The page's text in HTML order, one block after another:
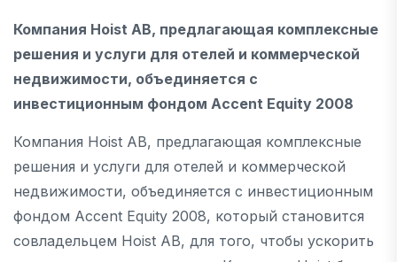
Компания Hoist AB, предлагающая комплексные
решения и услуги для отелей и коммерческой
недвижимости, объединяется с
инвестиционным фондом Accent Equity 2008
Компания Hoist AB, предлагающая комплексные
решения и услуги для отелей и коммерческой
недвижимости, объединяется с инвестиционным
фондом Accent Equity 2008, который становится
совладельцем Hoist AB, для того, чтобы ускорить